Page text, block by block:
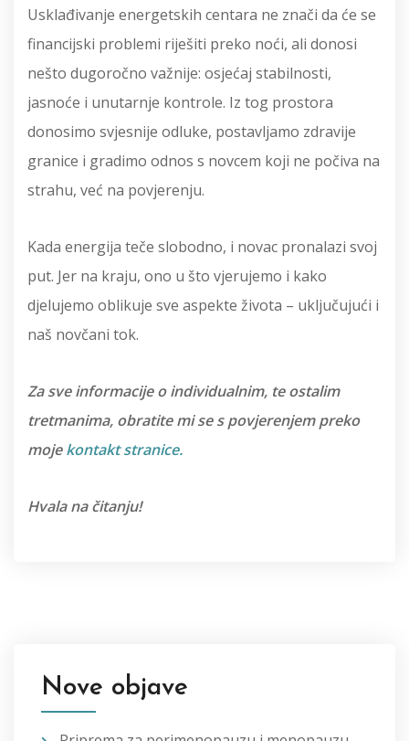
Usklađivanje energetskih centara ne znači da će se
financijski problemi riješiti preko noći, ali donosi
nešto dugoročno važnije: osjećaj stabilnosti,
jasnoće i unutarnje kontrole. Iz tog prostora
donosimo svjesnije odluke, postavljamo zdravije
granice i gradimo odnos s novcem koji ne počiva na
strahu, već na povjerenju.
Kada energija teče slobodno, i novac pronalazi svoj
put. Jer na kraju, ono u što vjerujemo i kako
djelujemo oblikuje sve aspekte života – uključujući i
naš novčani tok.
Za sve informacije o individualnim, te ostalim
tretmanima, obratite mi se s povjerenjem preko
mojekontakt stranice.
Hvala na čitanju!
Nove objave